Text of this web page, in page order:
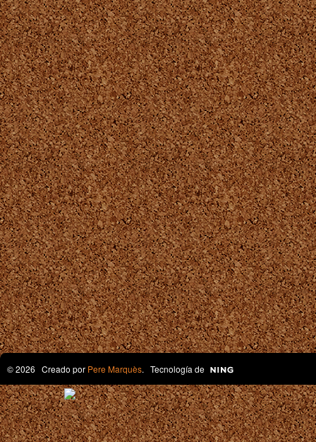
© 2026 Creado por Pere Marquès. Tecnología de